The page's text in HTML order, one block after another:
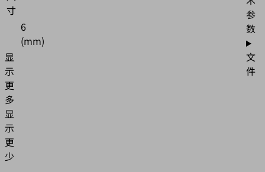
寸
6
(mm)
显
示
更
多
显
示
更
少
参
数
文
件